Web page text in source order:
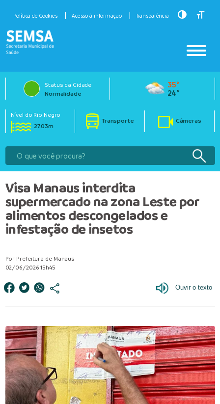
Política de Cookies Acesso à informação Transparência Toggle
Status da Cidade
Normalidade
35°
24°
Nível do Rio Negro
27.03m
Transporte Câmeras
Visa Manaus interdita
supermercado na zona Leste por
alimentos descongelados e
infestação de insetos
Por Prefeitura de Manaus
02/06/2026 15h45